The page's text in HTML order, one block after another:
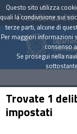
Presidenza
Archivio
Trovate 1
impostati
Questo sito utilizza
quali la condivisione sui
terze parti, alcune di
Per maggiori informazioni
consenso
Se prosegui nella